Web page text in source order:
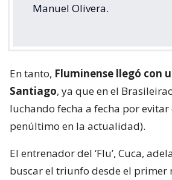
Manuel Olivera.
En tanto, Fluminense llegó con
Santiago, ya que en el
luchando fecha a fecha por evitar
penúltimo en la actualidad).
El entrenador del ‘Flu’, Cuca,
buscar el triunfo desde el primer